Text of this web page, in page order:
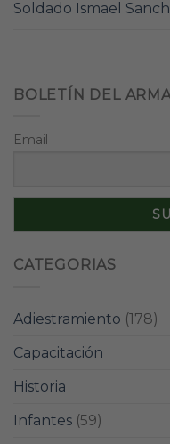
Soldado Ismael
BOLETÍN DEL
Email
CATEGORIAS
Adiestramiento (178)
Capacitación
Historia
Infantes (59)